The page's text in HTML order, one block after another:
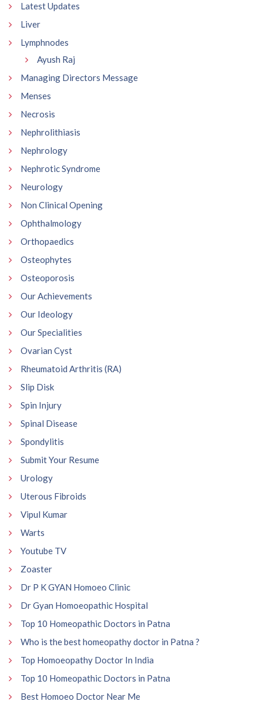
Latest Updates
Liver
Lymphnodes
Ayush Raj
Managing Directors Message
Menses
Necrosis
Nephrolithiasis
Nephrology
Nephrotic Syndrome
Neurology
Non Clinical Opening
Ophthalmology
Orthopaedics
Osteophytes
Osteoporosis
Our Achievements
Our Ideology
Our Specialities
Ovarian Cyst
Rheumatoid Arthritis (RA)
Slip Disk
Spin Injury
Spinal Disease
Spondylitis
Submit Your Resume
Urology
Uterous Fibroids
Vipul Kumar
Warts
Youtube TV
Zoaster
Dr P K GYAN Homoeo Clinic
Dr Gyan Homoeopathic Hospital
Top 10 Homeopathic Doctors in Patna
Who is the best homeopathy doctor in Patna ?
Top Homoeopathy Doctor In India
Top 10 Homeopathic Doctors in Patna
Best Homoeo Doctor Near Me